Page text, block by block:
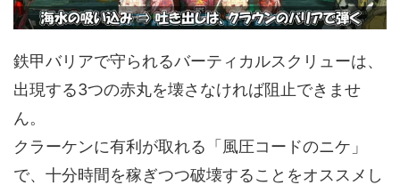
鉄甲バリアで守られるバーティカルスクリューは、
出現する3つの赤丸を壊さなければ阻止できませ
ん。
クラーケンに有利が取れる「風圧コードのニケ」
で、十分時間を稼ぎつつ破壊することをオススメし